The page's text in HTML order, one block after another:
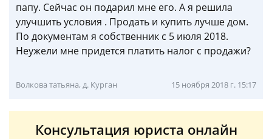
папу. Сейчас он подарил мне его. А я решила
улучшить условия . Продать и купить лучше дом.
По документам я собственник с 5 июля 2018.
Неужели мне придется платить налог с продажи?
Волкова татьяна, д. Курган 15 ноября 2018 г. 15:17
Консультация юриста онлайн